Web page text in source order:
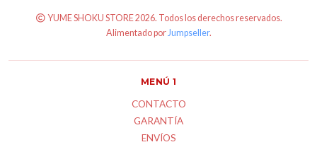
YUME SHOKU STORE 2026. Todos los derechos reservados.
Alimentado por Jumpseller.
MENÚ 1
CONTACTO
GARANTÍA
ENVÍOS